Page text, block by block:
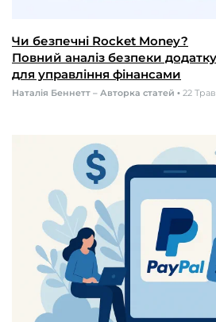
Чи безпечні Rocket Money?
Повний аналіз безпеки додатку
для управління фінансами
Наталія Беннетт – Авторка статей • 22